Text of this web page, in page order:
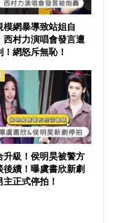
模網暴導致站姐自
西村力演唱會發言遭
！網怒斥無恥！
升級！侯明昊被警方
後續！曝虞書欣新劇
主正式停拍！